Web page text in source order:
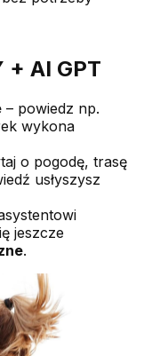
+ AI GPT
– powiedz np.
wykona
o pogodę, trasę
usłyszysz
jeszcze
.